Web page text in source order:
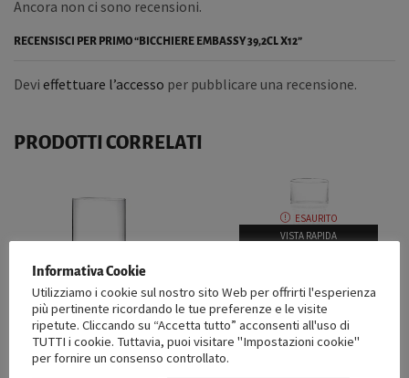
Ancora non ci sono recensioni.
RECENSISCI PER PRIMO “BICCHIERE EMBASSY 39,2CL X12”
Devi effettuare l’accesso per pubblicare una recensione.
PRODOTTI CORRELATI
VISTA RAPIDA
ESAURITO
VISTA RAPIDA
HIGHBALL ,BICCHIERI
EVEREST BICCHIERE
BEVERAGE 35,5cl X12
36,13€ iva esclusa
Informativa Cookie
Utilizziamo i cookie sul nostro sito Web per offrirti l'esperienza
più pertinente ricordando le tue preferenze e le visite
ripetute. Cliccando su “Accetta tutto” acconsenti all'uso di
TUTTI i cookie. Tuttavia, puoi visitare "Impostazioni cookie"
per fornire un consenso controllato.